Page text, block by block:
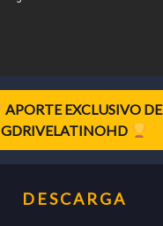
APORTE EXCLUSIVO DE
GDRIVELATINOHD